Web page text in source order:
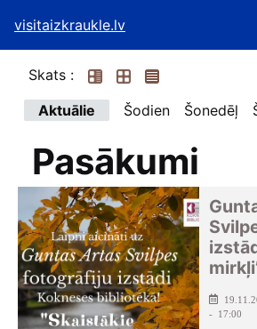
visitaizkraukle.lv
Skats :
Aktuālie
Šodien Šonedēļ
Pasākumi
- 17:00